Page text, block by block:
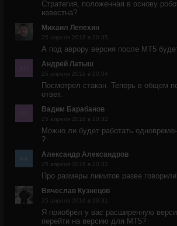
Стратегия, положенная в основу
известна?
Михаил Лепехин
25 апреля 2016 в 20:35
А под аврору версия после МТ5
Андрей Латыш
25 апреля 2016 в 20:34
Посмотрел стакан. Теперь в общем
ответ.
Вадим Барабанов
25 апреля 2016 в 20:32
Можно ли будет работать
?
Александр Александров
25 апреля 2016 в 20:32
Про размеры лимитов разве
Вячеслав Кузнецов
25 апреля 2016 в 20:31
Я приобрёл у вас расширенную
перейти на версию для МТ5?